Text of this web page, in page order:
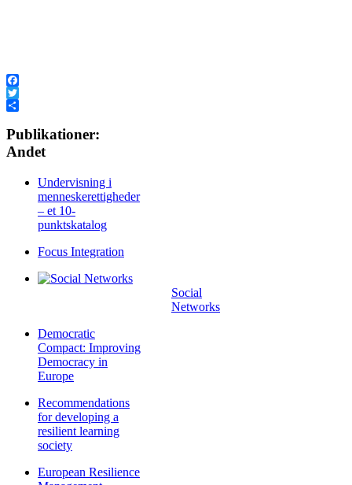
Facebook
Twitter
Publikationer:
Andet
Undervisning i
menneskerettigheder
– et 10-
punktskatalog
Focus Integration
Social
Networks
Democratic
Compact: Improving
Democracy in
Europe
Recommendations
for developing a
resilient learning
society
European Resilience